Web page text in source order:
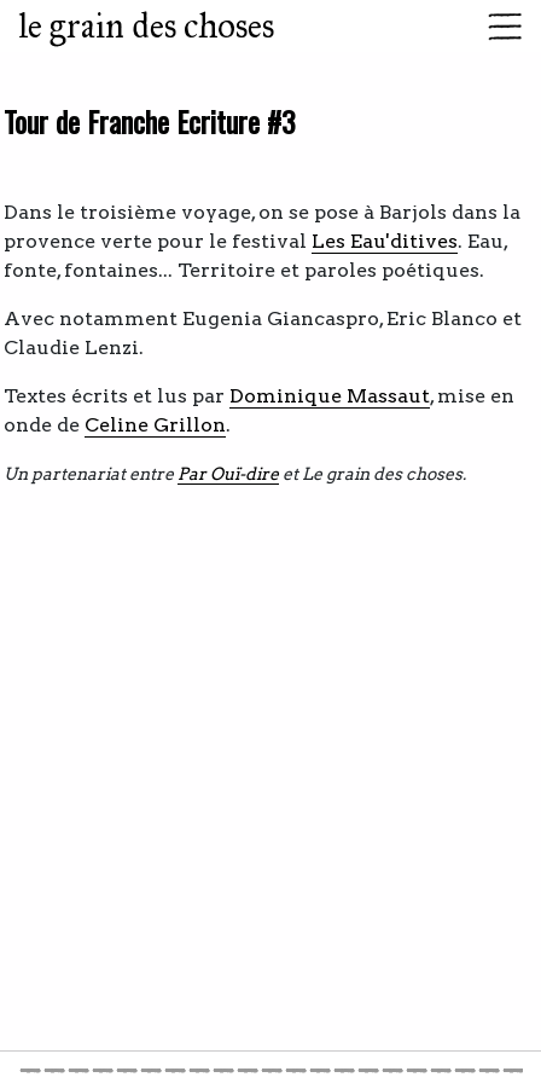
le grain des choses
Tour de Franche Ecriture #3
Dans le troisième voyage, on se pose à Barjols dans la
provence verte pour le festival Les Eau'ditives. Eau,
fonte, fontaines... Territoire et paroles poétiques.
Avec notamment Eugenia Giancaspro, Eric Blanco et
Claudie Lenzi.
Textes écrits et lus par Dominique Massaut, mise en
onde de Celine Grillon.
Un partenariat entre Par Ouï-dire et Le grain des choses.